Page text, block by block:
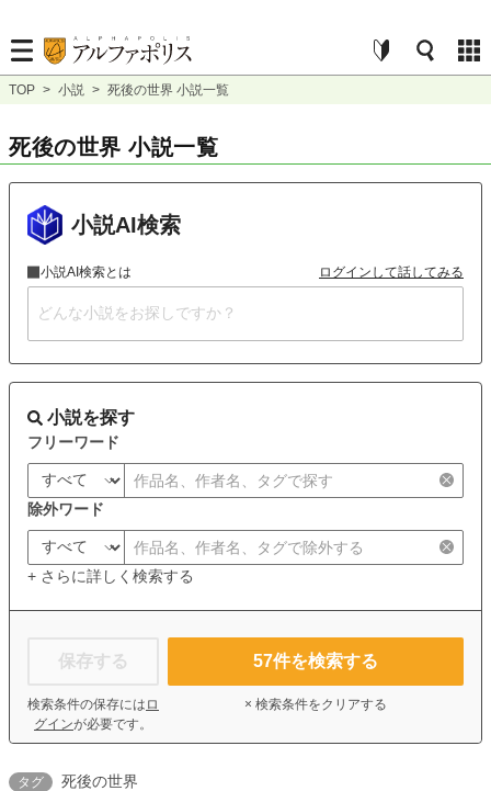
TOP > 小説 > 死後の世界 小説一覧
死後の世界 小説一覧
小説AI検索
小説AI検索とは ログインして話してみる
小説を探す
フリーワード
除外ワード
+ さらに詳しく検索する
保存する
検索条件の保存には ロ
グインが必要です。
57件を検索する
× 検索条件をクリアする
タグ 死後の世界